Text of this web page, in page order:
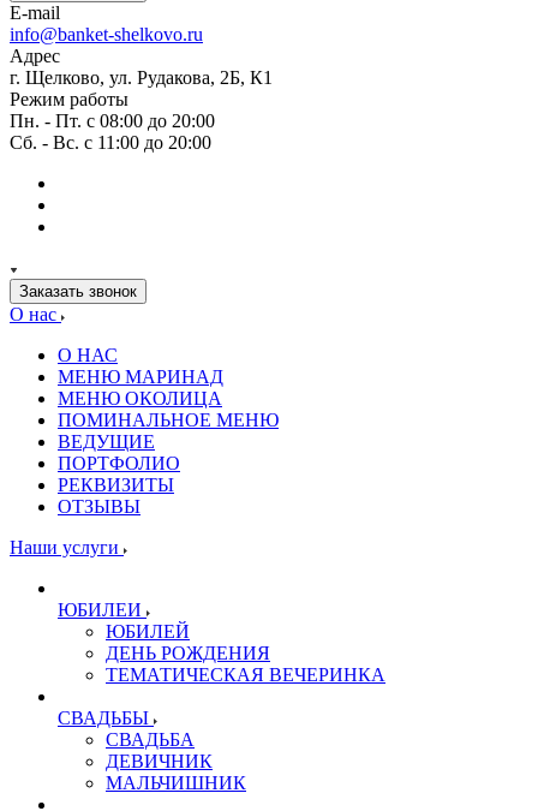
E-mail
info@banket-shelkovo.ru
Адрес
г. Щелково, ул. Рудакова, 2Б, К1
Режим работы
Пн. - Пт. с 08:00 до 20:00
Сб. - Вс. с 11:00 до 20:00
Заказать звонок
О нас
О НАС
МЕНЮ МАРИНАД
МЕНЮ ОКОЛИЦА
ПОМИНАЛЬНОЕ МЕНЮ
ВЕДУЩИЕ
ПОРТФОЛИО
РЕКВИЗИТЫ
ОТЗЫВЫ
Наши услуги
ЮБИЛЕИ
ЮБИЛЕЙ
ДЕНЬ РОЖДЕНИЯ
ТЕМАТИЧЕСКАЯ ВЕЧЕРИНКА
СВАДЬБЫ
СВАДЬБА
ДЕВИЧНИК
МАЛЬЧИШНИК